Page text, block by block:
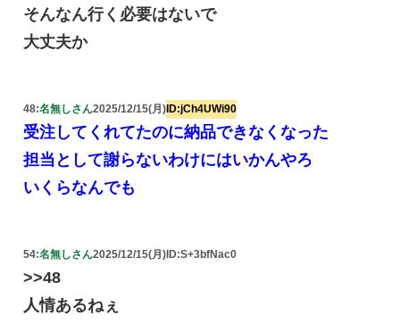
そんなん行く必要はないで
大丈夫か
48:名無しさん2025/12/15(月) ID:jCh4UWi90
受注してくれてたのに納品できなくなった
担当として謝らないわけにはいかんやろ
いくらなんでも
54:名無しさん2025/12/15(月) ID:S+3bfNac0
>>48
人情あるねぇ